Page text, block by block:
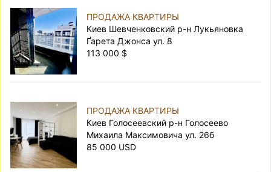
ПРОДАЖА КВАРТИРЫ
Киев Шевченковский р-н Лукьяновка
Ґарета Джонса ул. 8
113 000 $
ПРОДАЖА КВАРТИРЫ
Киев Голосеевский р-н Голосеево
Михаила Максимовича ул. 26б
85 000 USD